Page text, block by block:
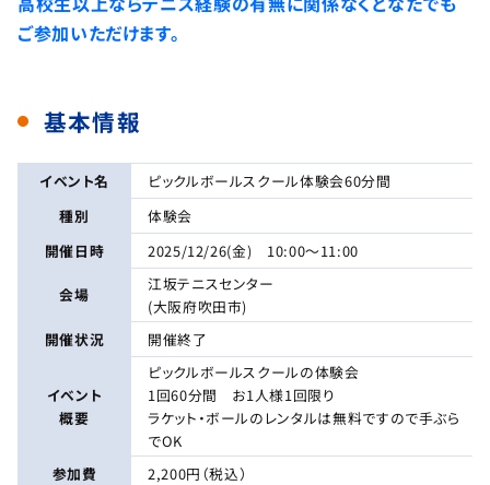
ご参加いただけます。
基本情報
イベント名
ピックルボールスクール体験会60分間
種別
体験会
開催日時
2025/12/26(金) 10:00～11:00
会場
江坂テニスセンター
(大阪府吹田市)
開催状況
開催終了
イベント
概要
ピックルボールスクールの体験会
1回60分間 お1人様1回限り
ラケット・ボールのレンタルは無料ですので手ぶら
でOK
参加費
2,200円（税込）